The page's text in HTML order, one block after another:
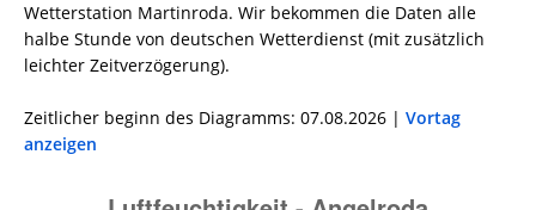
Wetterstation Martinroda. Wir bekommen die Daten alle
halbe Stunde von deutschen Wetterdienst (mit zusätzlich
leichter Zeitverzögerung).
Zeitlicher beginn des Diagramms: 07.08.2026 | Vortag
anzeigen